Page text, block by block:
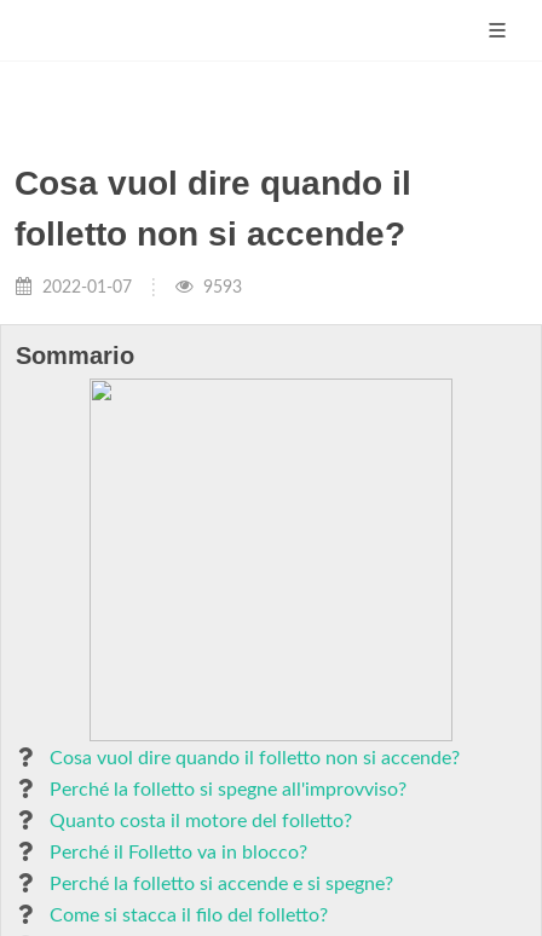
Cosa vuol dire quando il
folletto non si accende?
2022-01-07 9593
Sommario
Cosa vuol dire quando il folletto non si accende?
Perché la folletto si spegne all'improvviso?
Quanto costa il motore del folletto?
Perché il Folletto va in blocco?
Perché la folletto si accende e si spegne?
Come si stacca il filo del folletto?